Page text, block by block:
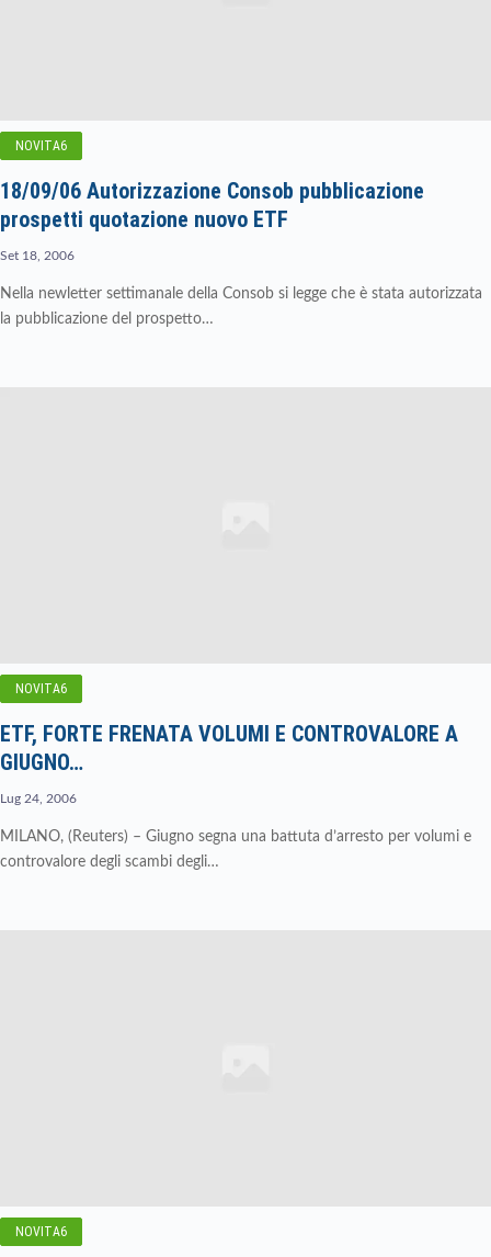
NOVITA6
18/09/06 Autorizzazione Consob pubblicazione
prospetti quotazione nuovo ETF
Set 18, 2006
Nella newletter settimanale della Consob si legge che è stata autorizzata
la pubblicazione del prospetto…
NOVITA6
ETF, FORTE FRENATA VOLUMI E CONTROVALORE A
GIUGNO…
Lug 24, 2006
MILANO, (Reuters) – Giugno segna una battuta d’arresto per volumi e
controvalore degli scambi degli…
NOVITA6